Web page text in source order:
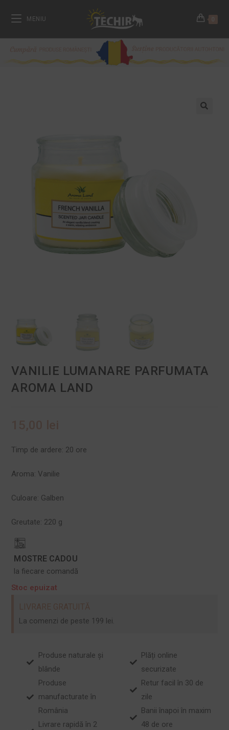
MENIU
VANILIE LUMANARE PARFUMATA
AROMA LAND
Timp de ardere: 20 ore
Aroma: Vanilie
Culoare: Galben
Greutate: 220 g
MOSTRE CADOU
la fiecare comandă
Stoc epuizat
LIVRARE GRATUITĂ
La comenzi de peste 199 lei.
Produse naturale și
blânde
Produse
manufacturate în
România
Livrare rapidă în 2
Plăți online
securizate
Retur facil în 30 de
zile
Banii înapoi în maxim
48 de ore